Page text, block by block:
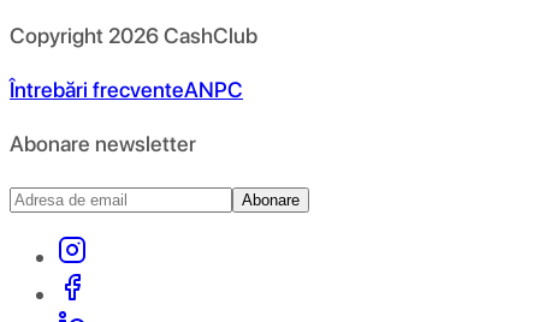
Copyright 2026CashClub
Întrebări frecventeANPC
Abonare newsletter
Abonare